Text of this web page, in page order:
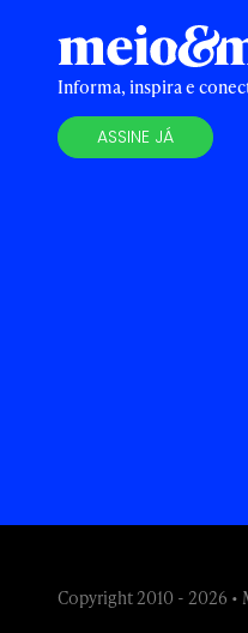
Informa, inspira e
ASSINE JÁ
Copyright 2010 - 2026 •